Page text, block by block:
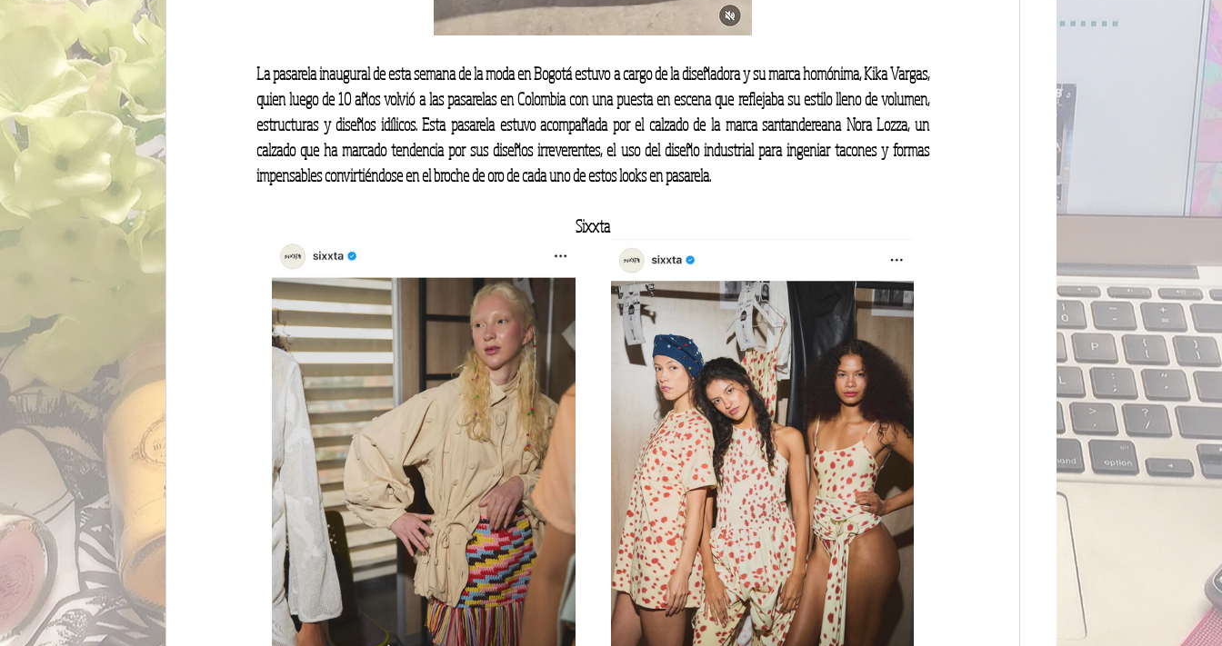
La pasarela inaugural de esta semana de la moda en Bogotá estuvo a cargo de la diseñadora y su marca homónima, Kika Vargas,
quien luego de 10 años volvió a las pasarelas en Colombia con una puesta en escena que reflejaba su estilo lleno de volumen,
estructuras y diseños idílicos. Esta pasarela estuvo acompañada por el calzado de la marca santandereana Nora Lozza, un
calzado que ha marcado tendencia por sus diseños irreverentes, el uso del diseño industrial para ingeniar tacones y formas
impensables convirtiéndose en el broche de oro de cada uno de estos looks en pasarela.
Sixxta